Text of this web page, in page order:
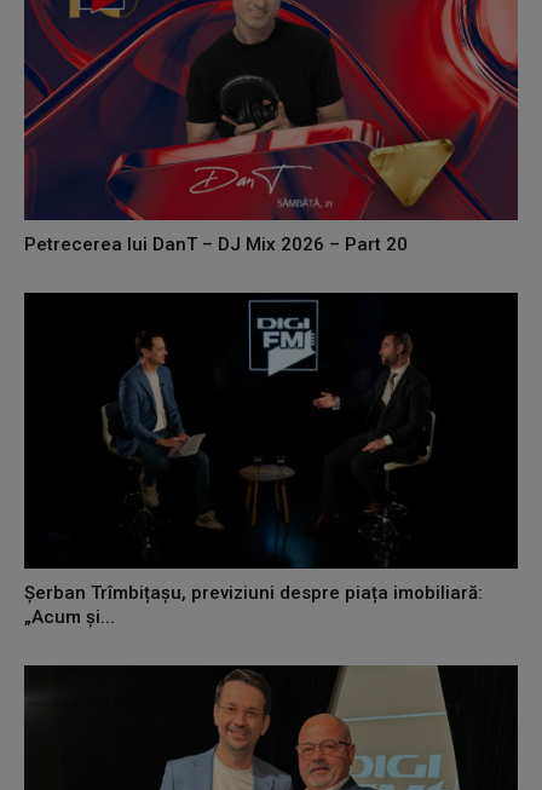
Petrecerea lui DanT – DJ Mix 2026 – Part 20
Șerban Trîmbițașu, previziuni despre piața imobiliară:
„Acum și...